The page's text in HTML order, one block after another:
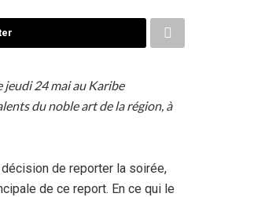
jeudi 24 mai au Karibe
du noble art de la région, à
de reporter la soirée,
de ce report. En ce qui le